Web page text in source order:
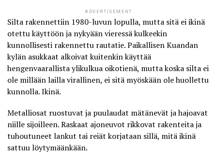
ADVERTISEMENT
Silta rakennettiin 1980-luvun lopulla, mutta sitä ei ikinä
otettu käyttöön ja nykyään vieressä kulkeekin
kunnollisesti rakennettu rautatie. Paikallisen Kuandan
kylän asukkaat alkoivat kuitenkin käyttää
hengenvaarallista ylikulkua oikotienä, mutta koska silta ei
ole millään lailla virallinen, ei sitä myöskään ole huollettu
kunnolla. Ikinä.
Metalliosat ruostuvat ja puulaudat mätänevät ja hajoavat
niille sijoilleen. Raskaat ajoneuvot rikkovat rakenteita ja
tuhoutuneet lankut tai reiät korjataan sillä, mitä ikinä
sattuu löytymäänkään.